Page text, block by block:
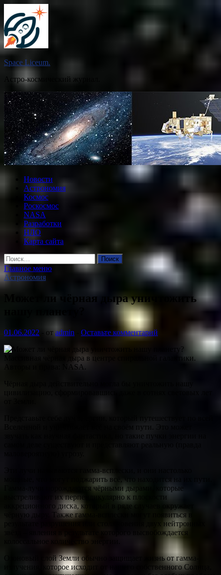
содержимому
Space Liceum.
Астро-космический журнал.
Новости
Астрономия
Космос
Роскосмос
NASA
Разработки
НЛО
Карта сайта
Найти:
Главное меню
Астрономия
Может ли чёрная дыра уничтожить
01.06.2022 от admin Оставьте комментарий
Массивная чёрная дыра в центре спиральной галактики.
Авторы и права: NASA.
Вселенной и уничтожает всё на своём пути. Это может
звучать как научная фантастика, но такие пучки энергии на
Эти лучи называются гамма-всплески, и они настолько
мощные, что могут поджарить всё, что находится на их пути.
Гамма-лучи порождаются чёрными дырами, которые
выстреливают их перпендикулярно к плоскости
аккреционного диска, который в ряде случаев окружает
чёрную дыру. Также гамма-всплески могут появиться в
результате разрушения или столкновения двух нейтронных
звёзд – явления в результате которого высвобождается
колоссальное количество энергии.
Озоновый слой Земли обычно защищает жизнь от гамма-
излучения, которое исходит от нашего собственного Солнца,